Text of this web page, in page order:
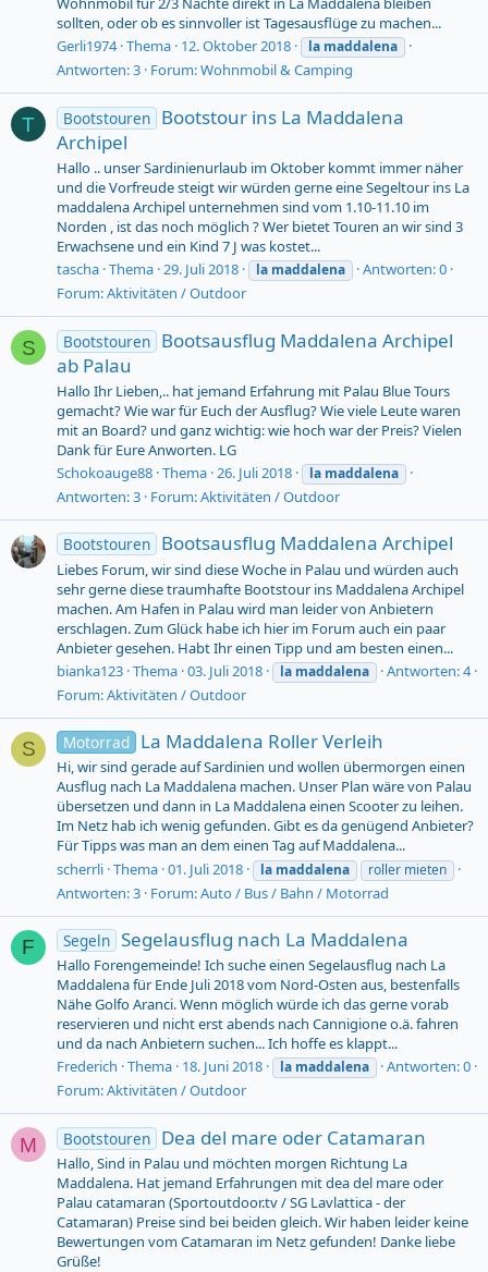
sollten, oder ob es sinnvoller ist Tagesausflüge zu machen...
Gerli1974 Thema 12. Oktober 2018 la maddalena
Antworten: 3 Forum:Wohnmobil & Camping
T Bootstouren Bootstour ins La Maddalena
Archipel
Hallo .. unser Sardinienurlaub im Oktober kommt immer näher
und die Vorfreude steigt wir würden gerne eine Segeltour ins La
maddalena Archipel unternehmen sind vom 1.10-11.10 im
Norden , ist das noch möglich ? Wer bietet Touren an wir sind 3
Erwachsene und ein Kind 7 J was kostet...
tascha Thema 29. Juli 2018 la maddalena
Antworten: 0
Forum:Aktivitäten / Outdoor
S Bootstouren Bootsausflug Maddalena Archipel
ab Palau
Hallo Ihr Lieben,.. hat jemand Erfahrung mit Palau Blue Tours
gemacht? Wie war für Euch der Ausflug? Wie viele Leute waren
mit an Board? und ganz wichtig: wie hoch war der Preis? Vielen
Dank für Eure Anworten. LG
Schokoauge88 Thema 26. Juli 2018 la maddalena
Antworten: 3 Forum:Aktivitäten / Outdoor
Bootstouren Bootsausflug Maddalena Archipel
Liebes Forum, wir sind diese Woche in Palau und würden auch
sehr gerne diese traumhafte Bootstour ins Maddalena Archipel
machen. Am Hafen in Palau wird man leider von Anbietern
erschlagen. Zum Glück habe ich hier im Forum auch ein paar
Anbieter gesehen. Habt Ihr einen Tipp und am besten einen...
bianka123 Thema 03. Juli 2018 la maddalena
Antworten: 4
Forum:Aktivitäten / Outdoor
S Motorrad La Maddalena Roller Verleih
Hi, wir sind gerade auf Sardinien und wollen übermorgen einen
Ausflug nach La Maddalena machen. Unser Plan wäre von Palau
übersetzen und dann in La Maddalena einen Scooter zu leihen.
Im Netz hab ich wenig gefunden. Gibt es da genügend Anbieter?
Für Tipps was man an dem einen Tag auf Maddalena...
scherrli Thema 01. Juli 2018 la maddalena roller mieten
Antworten: 3 Forum:Auto / Bus / Bahn / Motorrad
F Segeln Segelausflug nach La Maddalena
Hallo Forengemeinde! Ich suche einen Segelausflug nach La
Maddalena für Ende Juli 2018 vom Nord-Osten aus, bestenfalls
Nähe Golfo Aranci. Wenn möglich würde ich das gerne vorab
reservieren und nicht erst abends nach Cannigione o.ä. fahren
und da nach Anbietern suchen... Ich hoffe es klappt...
Frederich Thema 18. Juni 2018 la maddalena
Antworten: 0
Forum:Aktivitäten / Outdoor
M Bootstouren Dea del mare oder Catamaran
Hallo, Sind in Palau und möchten morgen Richtung La
Maddalena. Hat jemand Erfahrungen mit dea del mare oder
Palau catamaran (Sportoutdoor.tv / SG Lavlattica - der
Catamaran) Preise sind bei beiden gleich. Wir haben leider keine
Bewertungen vom Catamaran im Netz gefunden! Danke liebe
Grüße!